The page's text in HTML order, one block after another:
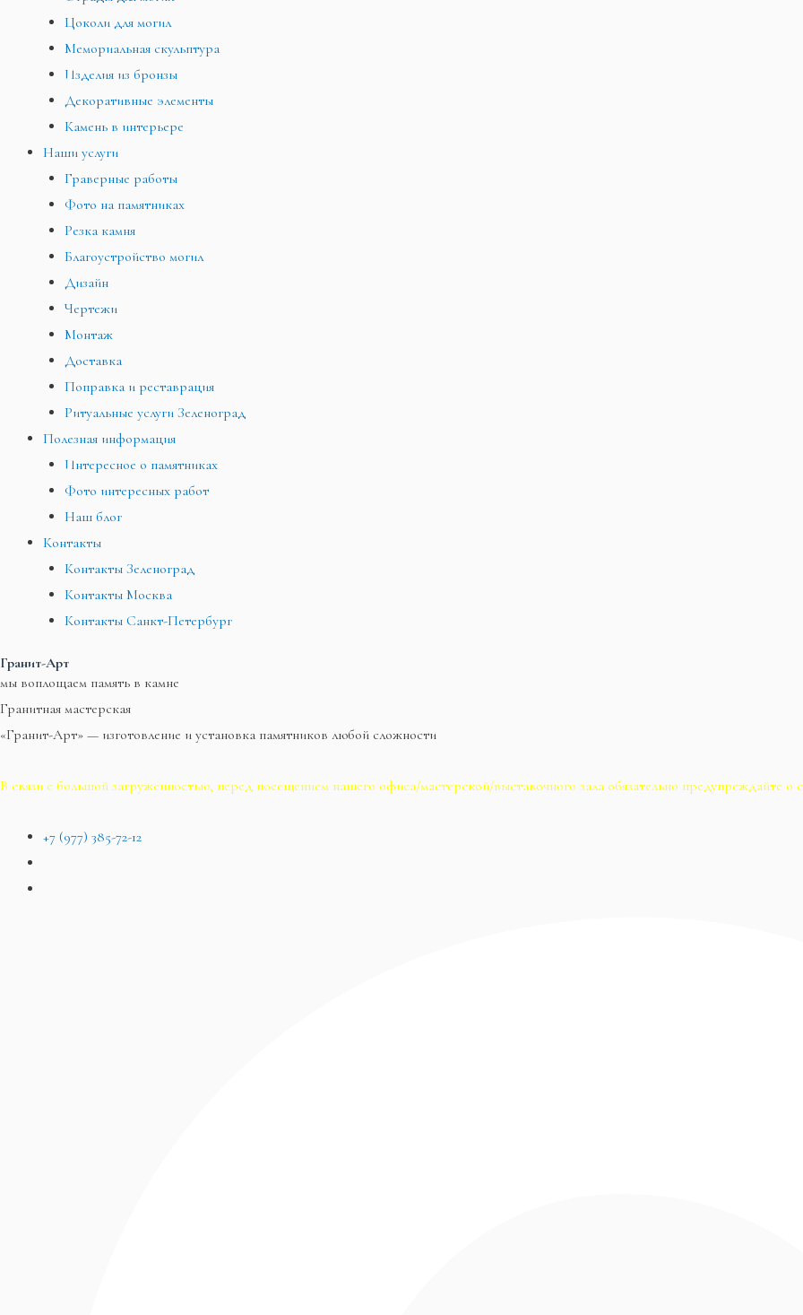
Цоколи для могил
Мемориальная скульптура
Изделия из бронзы
Декоративные элементы
Камень в интерьере
Наши услуги
Граверные работы
Фото на памятниках
Резка камня
Благоустройство могил
Дизайн
Чертежи
Монтаж
Доставка
Поправка и реставрация
Ритуальные услуги Зеленоград
Полезная информация
Интересное о памятниках
Фото интересных работ
Наш блог
Контакты
Контакты Зеленоград
Контакты Москва
Контакты Санкт-Петербург
Гранит-Арт
мы воплощаем память в камне
Гранитная мастерская
«Гранит-Арт» — изготовление и установка памятников любой сложности
В связи с большой загруженностью, перед посещением нашего офиса/мастерской/выставочного зала обязательно предупреждайте о
+7 (977) 385-72-12